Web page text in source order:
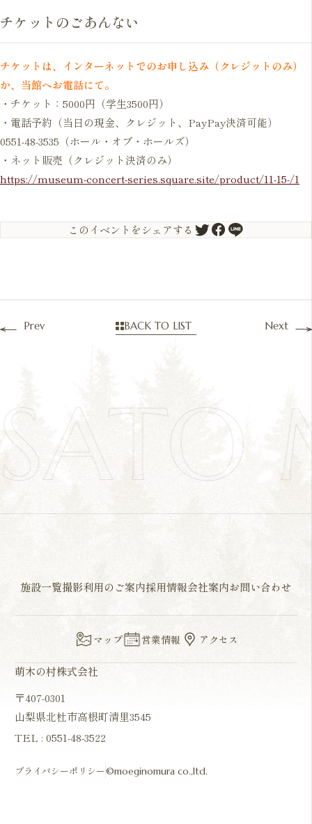
チケットのごあんない
チケットは、インターネットでのお申し込み（クレジットのみ）
か、当館へお電話にて。
・チケット：5000円（学生3500円）
・電話予約（当日の現金、クレジット、PayPay決済可能）
0551-48-3535（ホール・オブ・ホールズ）
・ネット販売（クレジット決済のみ）
https://museum-concert-series.square.site/product/11-15-/1
このイベントをシェアする
Prev Next
BACK TO LIST
施設一覧撮影利用のご案内採用情報会社案内お問い合わせ
マップ 営業情報 アクセス
萌木の村株式会社
〒407-0301
山梨県北杜市高根町清里3545
TEL : 0551-48-3522
プライバシーポリシー©moeginomura co.,ltd.